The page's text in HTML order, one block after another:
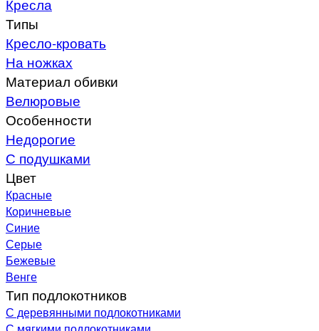
Кресла
Типы
Кресло-кровать
На ножках
Материал обивки
Велюровые
Особенности
Недорогие
С подушками
Цвет
Красные
Коричневые
Синие
Серые
Бежевые
Венге
Тип подлокотников
С деревянными подлокотниками